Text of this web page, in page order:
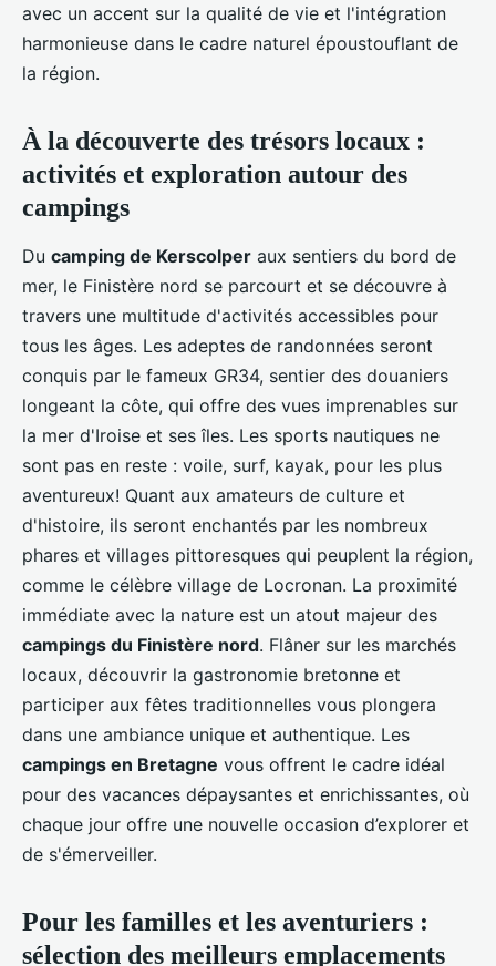
avec un accent sur la qualité de vie et l'intégration
harmonieuse dans le cadre naturel époustouflant de
la région.
À la découverte des trésors locaux :
activités et exploration autour des
campings
Du camping de Kerscolper aux sentiers du bord de
mer, le Finistère nord se parcourt et se découvre à
travers une multitude d'activités accessibles pour
tous les âges. Les adeptes de randonnées seront
conquis par le fameux GR34, sentier des douaniers
longeant la côte, qui offre des vues imprenables sur
la mer d'Iroise et ses îles. Les sports nautiques ne
sont pas en reste : voile, surf, kayak, pour les plus
aventureux! Quant aux amateurs de culture et
d'histoire, ils seront enchantés par les nombreux
phares et villages pittoresques qui peuplent la région,
comme le célèbre village de Locronan. La proximité
immédiate avec la nature est un atout majeur des
campings du Finistère nord. Flâner sur les marchés
locaux, découvrir la gastronomie bretonne et
participer aux fêtes traditionnelles vous plongera
dans une ambiance unique et authentique. Les
campings en Bretagne vous offrent le cadre idéal
pour des vacances dépaysantes et enrichissantes, où
chaque jour offre une nouvelle occasion d’explorer et
de s'émerveiller.
Pour les familles et les aventuriers :
sélection des meilleurs emplacements